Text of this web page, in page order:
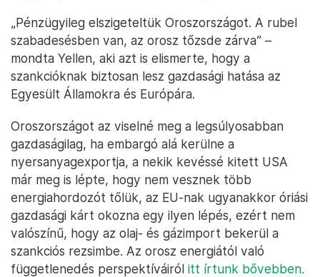
„Pénzügyileg elszigeteltük Oroszországot. A rubel
szabadesésben van, az orosz tőzsde zárva” –
mondta Yellen, aki azt is elismerte, hogy a
szankcióknak biztosan lesz gazdasági hatása az
Egyesült Államokra és Európára.
Oroszországot az viselné meg a legsúlyosabban
gazdaságilag, ha embargó alá kerülne a
nyersanyagexportja, a nekik kevéssé kitett USA
már meg is lépte, hogy nem vesznek több
energiahordozót tőlük, az EU-nak ugyanakkor óriási
gazdasági kárt okozna egy ilyen lépés, ezért nem
valószínű, hogy az olaj- és gázimport bekerül a
szankciós rezsimbe. Az orosz energiától való
függetlenedés perspektíváiról itt írtunk bővebben.